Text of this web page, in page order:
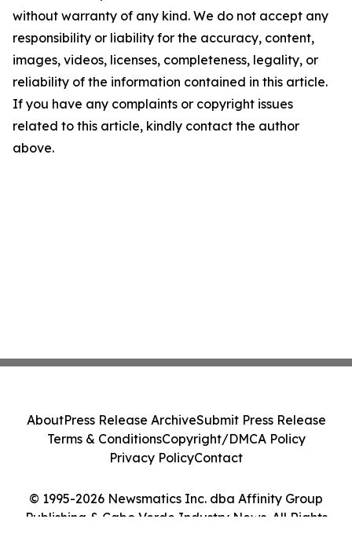
without warranty of any kind. We do not accept any
responsibility or liability for the accuracy, content,
images, videos, licenses, completeness, legality, or
reliability of the information contained in this article.
If you have any complaints or copyright issues
related to this article, kindly contact the author
above.
© 1995-2026 Newsmatics Inc. dba Affinity Group
Publishing & Cabo Verde Industry News. All Rights
AboutPress Release ArchiveSubmit Press Release
Terms & ConditionsCopyright/DMCA Policy
Privacy PolicyContact